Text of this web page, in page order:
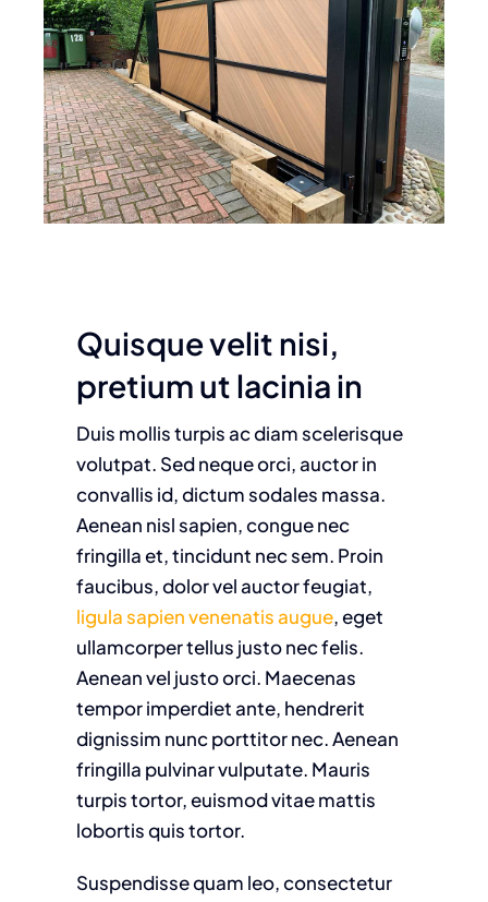
Quisque velit nisi,
pretium ut lacinia in
Duis mollis turpis ac diam scelerisque
volutpat. Sed neque orci, auctor in
convallis id, dictum sodales massa.
Aenean nisl sapien, congue nec
fringilla et, tincidunt nec sem. Proin
faucibus, dolor vel auctor feugiat,
ligula sapien venenatis augue, eget
ullamcorper tellus justo nec felis.
Aenean vel justo orci. Maecenas
tempor imperdiet ante, hendrerit
dignissim nunc porttitor nec. Aenean
fringilla pulvinar vulputate. Mauris
turpis tortor, euismod vitae mattis
lobortis quis tortor.
Suspendisse quam leo, consectetur